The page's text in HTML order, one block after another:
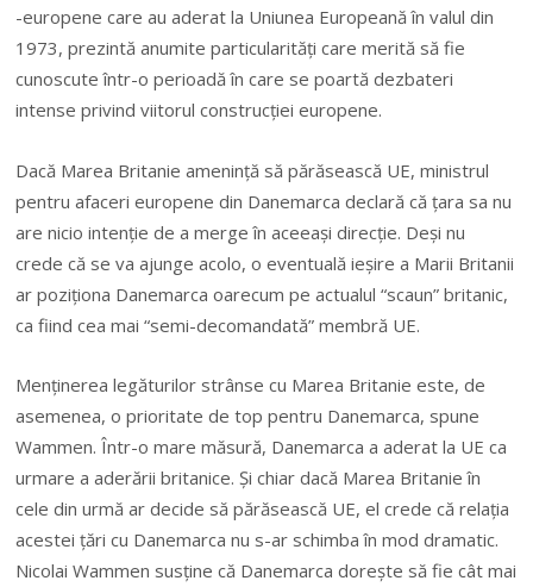
-europene care au aderat la Uniunea Europeană în valul din
1973, prezintă anumite particularităţi care merită să fie
cunoscute într-o perioadă în care se poartă dezbateri
intense privind viitorul construcţiei europene.
Dacă Marea Britanie ameninţă să părăsească UE, ministrul
pentru afaceri europene din Danemarca declară că ţara sa nu
are nicio intenţie de a merge în aceeaşi direcţie. Deşi nu
crede că se va ajunge acolo, o eventuală ieşire a Marii Britanii
ar poziţiona Danemarca oarecum pe actualul “scaun” britanic,
ca fiind cea mai “semi-decomandată” membră UE.
Menţinerea legăturilor strânse cu Marea Britanie este, de
asemenea, o prioritate de top pentru Danemarca, spune
Wammen. Într-o mare măsură, Danemarca aaderat la UE ca
urmare a aderării britanice. Şi chiar dacă Marea Britanie în
cele din urmă ar decide să părăsească UE, el crede că relaţia
acestei ţări cu Danemarca nu s-ar schimba în mod dramatic.
Nicolai Wammen susţine că Danemarca doreşte să fie cât mai